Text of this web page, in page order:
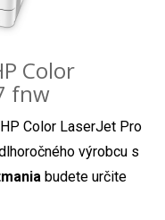
Color
fnw
Color LaserJet Pro
výrobcu s
budete určite